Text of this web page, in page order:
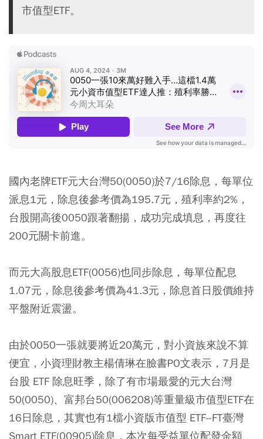
市值型ETF。
國內老牌ETF元大台灣50(0050)於7/16除息，每單位
派息1元，除息後參考價為195.7元，殖利率約2%，
台股開高後0050跟著翻揚，成功完成填息，再度往
200元關卡前進。
而元大高股息ETF(0056)也同步除息，每單位配息
1.07元，除息後參考價為41.3元，除息首日股價維持
平盤附近震盪。
由於0050一張就要將近20萬元，對小資族來說不算
便宜，小資理財教主楊倩琳在臉書PO文表示，7月是
台股 ETF 除息旺季，除了有市場最愛的元大台灣
50(0050)、富邦台50(006208)等重量級市值型ETF在
16日除息，其實也有1檔小資版市值型 ETF--FT臺灣
Smart ETF(00905)除息，本次每受益單位配發金額